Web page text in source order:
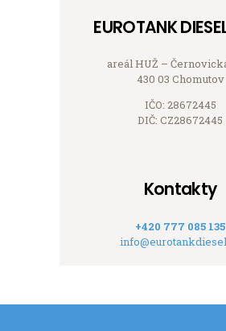
EUROTANK
areál HUŽ –
430 03 Chomutov
IČO: 28672445
DIČ: CZ28672445
Kontakty
+420 777 085 135